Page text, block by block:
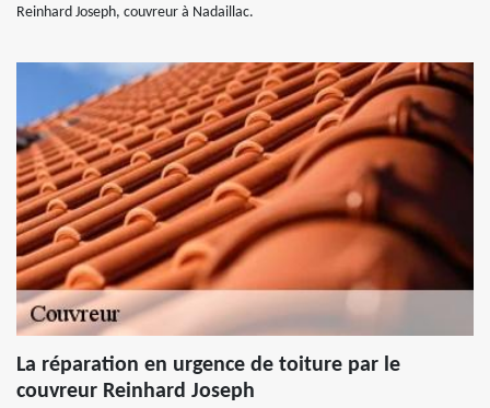
Reinhard Joseph, couvreur à Nadaillac.
La réparation en urgence de toiture par le
couvreur Reinhard Joseph